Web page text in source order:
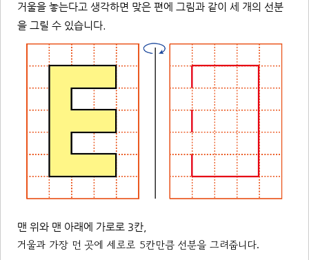
거울을 놓는다고 생각하면 맞은 편에 그림과 같이 세 개의 선분
을 그릴 수 있습니다.
맨 위와 맨 아래에 가로로 3칸,
거울과 가장 먼 곳에 세로로 5칸만큼 선분을 그려줍니다.